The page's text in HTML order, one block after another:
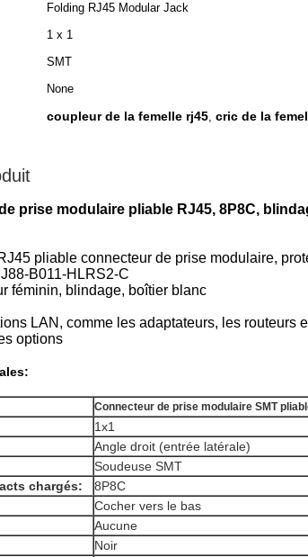
Folding RJ45 Modular Jack
1 x 1
SMT
None
coupleur de la femelle rj45, cric de la
prise modulaire pliable RJ45, 8P8C,
pliable connecteur de prise modulaire,
B011-HLRS2-C
féminin, blindage, boîtier blanc
LAN, comme les adaptateurs, les
options
Connecteur de prise modulaire SMT
1x1
Angle droit (entrée latérale)
Soudeuse SMT
chargés:
8P8C
Cocher vers le bas
Aucune
Noir